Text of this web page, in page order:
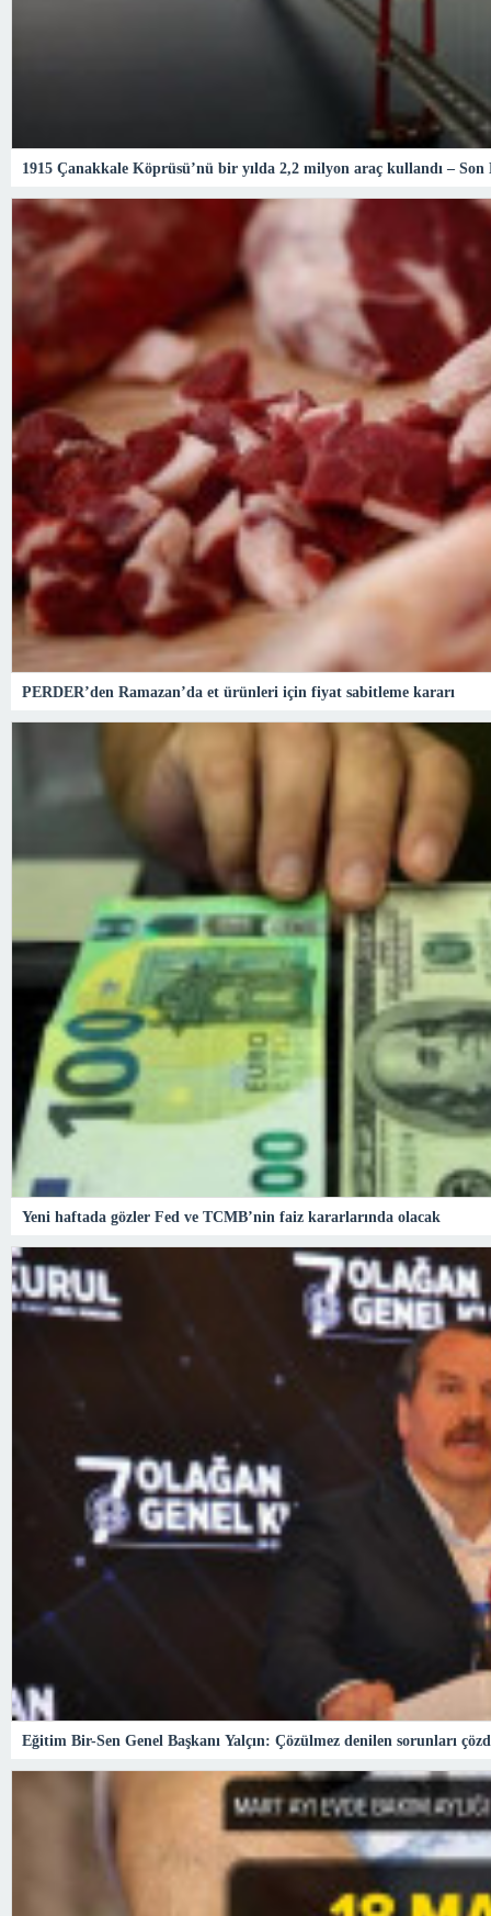
1915 Çanakkale Köprüsü’nü bir yılda 2,2 milyon araç kullandı –
PERDER’den Ramazan’da et ürünleri için fiyat sabitleme kararı
Yeni haftada gözler Fed ve TCMB’nin faiz kararlarında olacak
Eğitim Bir-Sen Genel Başkanı Yalçın: Çözülmez denilen sorunları